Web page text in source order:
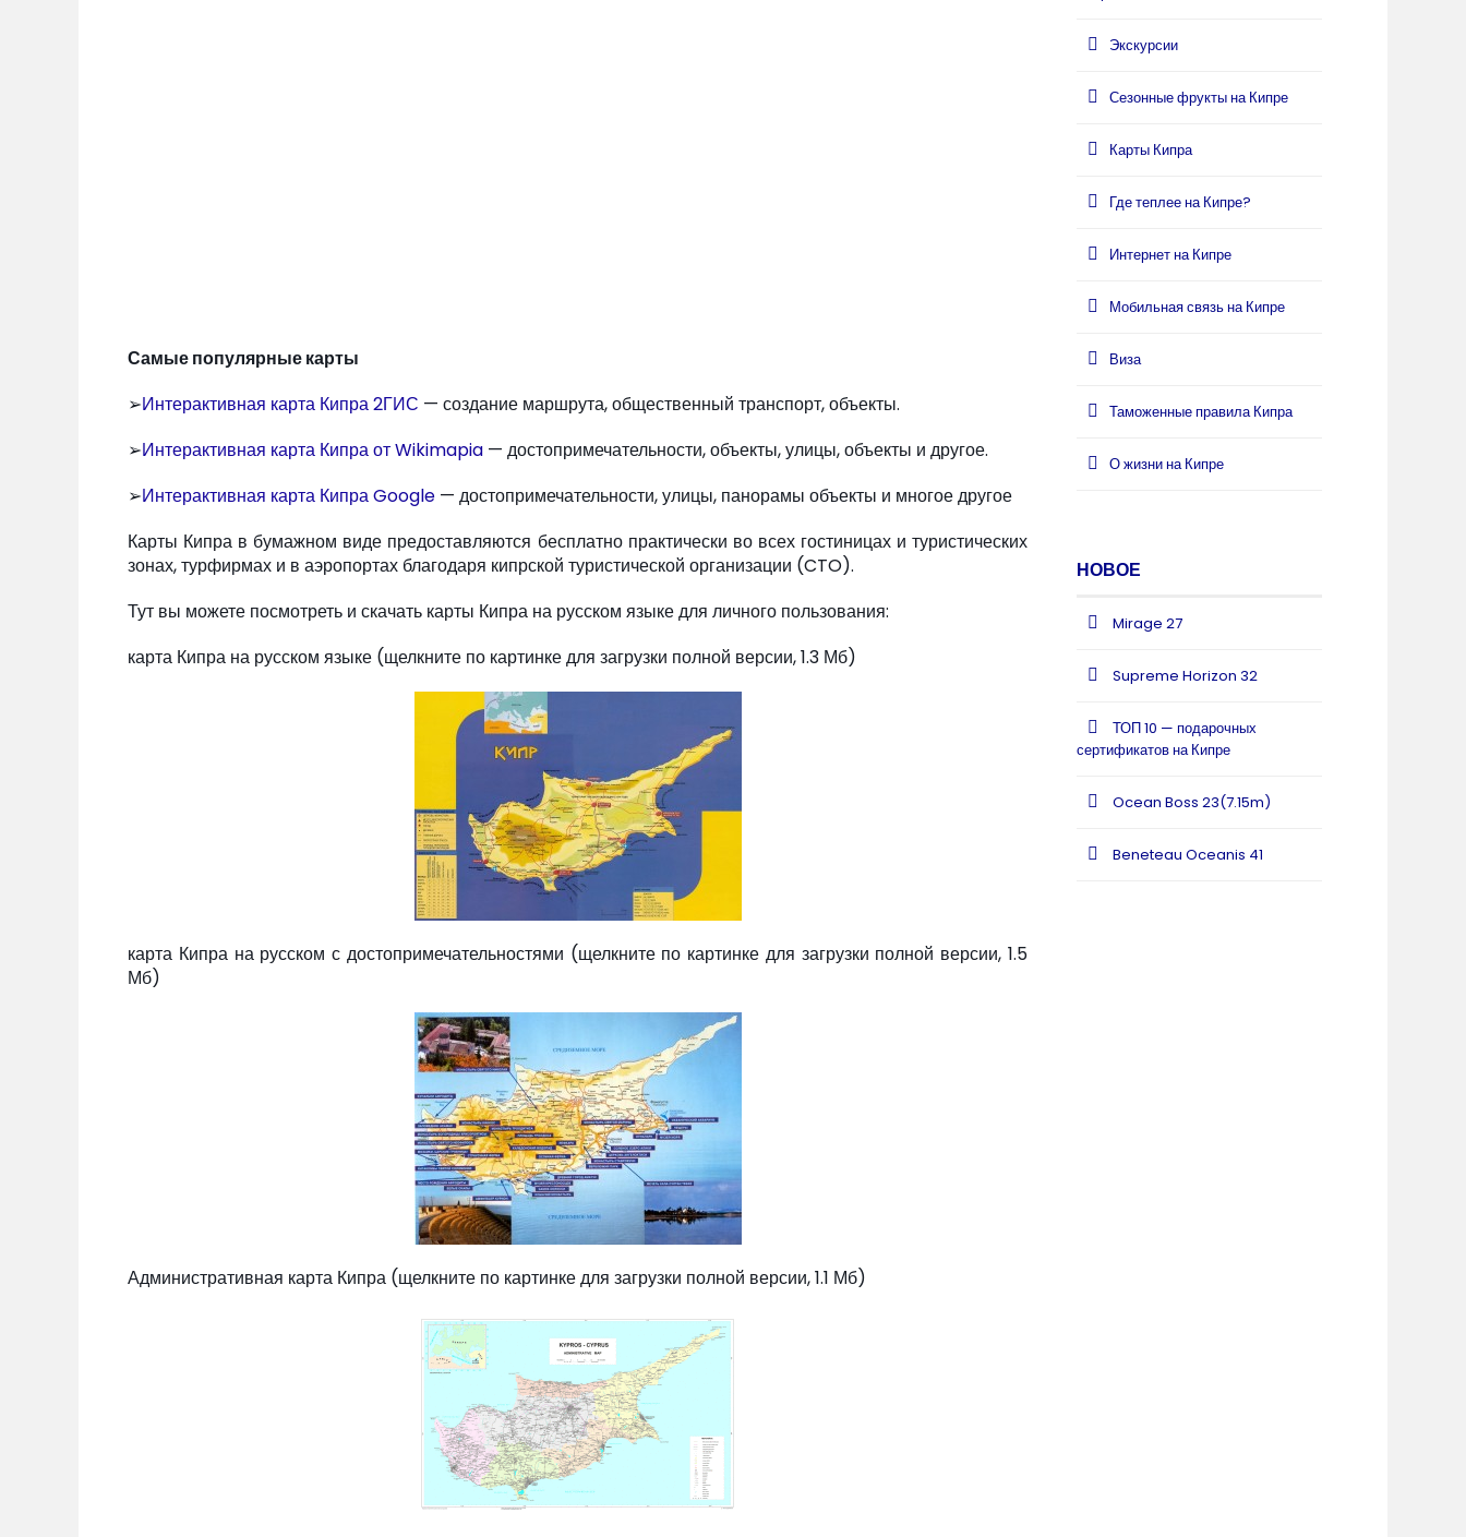
Самые популярные карты
➢Интерактивная карта Кипра 2ГИС — создание маршрута, общественный транспорт, объекты.
➢Интерактивная карта Кипра от Wikimapia — достопримечательности, объекты, улицы, объекты и другое.
➢Интерактивная карта Кипра Google — достопримечательности, улицы, панорамы объекты и многое другое
Карты Кипра в бумажном виде предоставляются бесплатно практически во всех гостиницах и туристических
зонах, турфирмах и в аэропортах благодаря кипрской туристической организации (CTO).
Тут вы можете посмотреть и скачать карты Кипра на русском языке для личного пользования:
карта Кипра на русском языке (щелкните по картинке для загрузки полной версии, 1.3 Мб)
карта Кипра на русском с достопримечательностями (щелкните по картинке для загрузки полной версии, 1.5
Мб)
Административная карта Кипра (щелкните по картинке для загрузки полной версии, 1.1 Мб)
Экскурсии
Сезонные фрукты на Кипре
Карты Кипра
Где теплее на Кипре?
Интернет на Кипре
Мобильная связь на Кипре
Виза
Таможенные правила Кипра
О жизни на Кипре
НОВОЕ
Mirage 27
Supreme Horizon 32
ТОП 10 — подарочных
сертификатов на Кипре
Ocean Boss 23(7.15m)
Beneteau Oceanis 41